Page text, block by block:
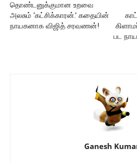
தொண்டனுக்குமான உறவை
அலசும் ‘கட்சிக்காரன்.’ கதையின்
நாயகனாக விஜித் சரவணன்!
பட
Ganesh